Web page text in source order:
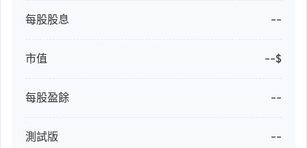
每股股息 --
市值 --$
每股盈餘 --
測試版 --